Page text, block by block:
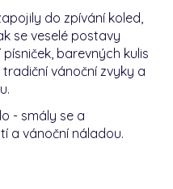
do zpívání koled,
se veselé postavy
barevných kulis
vánoční zvyky a
- smály se a
a vánoční náladou.